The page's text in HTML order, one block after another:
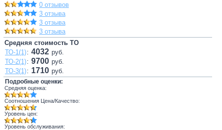
0 отзывов
3 отзыва
3 отзыва
3 отзыва
Средняя стоимость ТО
ТО-1(1): 4032 руб.
ТО-2(1): 9700 руб.
ТО-3(1): 1710 руб.
Подробные оценки:
Средняя оценка:
Соотношения Цена/Качество:
Уровень цен:
Уровень обслуживания: